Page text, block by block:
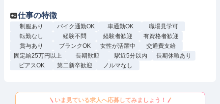
仕事の特徴
制服あり バイク通勤OK 車通勤OK
職場見学可
転勤なし
経験不問 経験者歓迎
有資格者歓迎
賞与あり
ブランクOK 女性が活躍中
交通費支給
固定給25万円以上
長期歓迎 駅近5分以内
長期休暇あり
ピアスOK
第二新卒歓迎 ノルマなし
いま見ている求人へ応募してみましょう！